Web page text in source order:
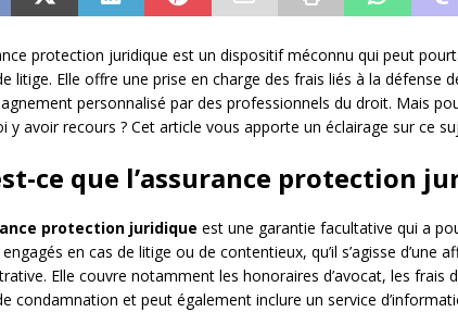
protection juridique est un dispositif méconnu qui peut
litige. Elle offre une prise en charge des frais liés à la défense
personnalisé par des professionnels du droit. Mais
y avoir recours ? Cet article vous apporte un éclairage sur ce
ce que l’assurance protection
protection juridique est une garantie facultative qui a
en cas de litige ou de contentieux, qu’il s’agisse d’une
Elle couvre notamment les honoraires d’avocat, les frais
condamnation et peut également inclure un service